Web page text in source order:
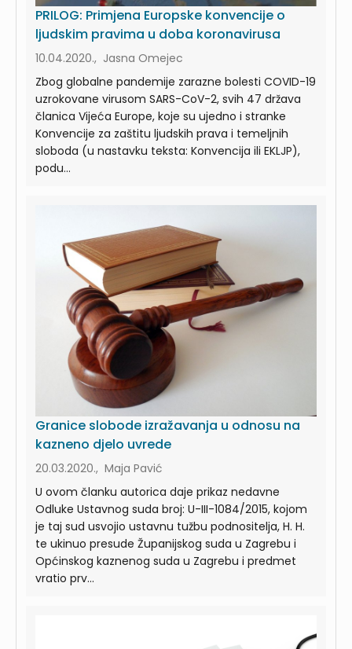
PRILOG: Primjena Europske konvencije o
ljudskim pravima u doba koronavirusa
10.04.2020., Jasna Omejec
Zbog globalne pandemije zarazne bolesti COVID-19
uzrokovane virusom SARS-CoV-2, svih 47 država
članica Vijeća Europe, koje su ujedno i stranke
Konvencije za zaštitu ljudskih prava i temeljnih
sloboda (u nastavku teksta: Konvencija ili EKLJP),
podu...
Granice slobode izražavanja u odnosu na
kazneno djelo uvrede
20.03.2020., Maja Pavić
U ovom članku autorica daje prikaz nedavne
Odluke Ustavnog suda broj: U-III-1084/2015, kojom
je taj sud usvojio ustavnu tužbu podnositelja, H. H.
te ukinuo presude Županijskog suda u Zagrebu i
Općinskog kaznenog suda u Zagrebu i predmet
vratio prv...